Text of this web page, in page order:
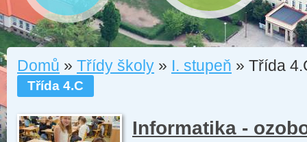
Domů » Třídy školy » I. stupeň » Třída
Třída 4.C
Informatika -